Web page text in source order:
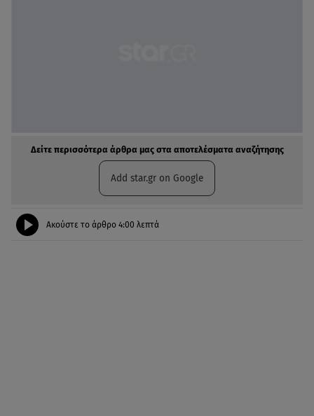
Δείτε περισσότερα άρθρα μας στα αποτελέσματα αναζήτησης
Add star.gr on Google
Ακούστε το άρθρο 4:00 λεπτά